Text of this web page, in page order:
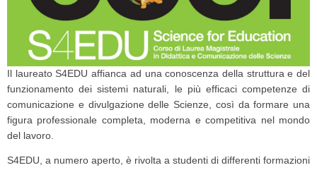
Il laureato S4EDU affianca ad una conoscenza della struttura e del
funzionamento dei sistemi naturali, le più efficaci competenze di
comunicazione e divulgazione delle Scienze, così da formare una
figura professionale completa, moderna e competitiva nel mondo
del lavoro.
S4EDU, a numero aperto, è rivolta a studenti di differenti formazioni